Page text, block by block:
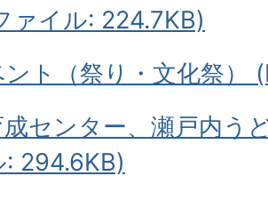
ァイル: 224.7KB)
ト（祭り・文化祭）
センター、瀬戸内う
: 294.6KB)